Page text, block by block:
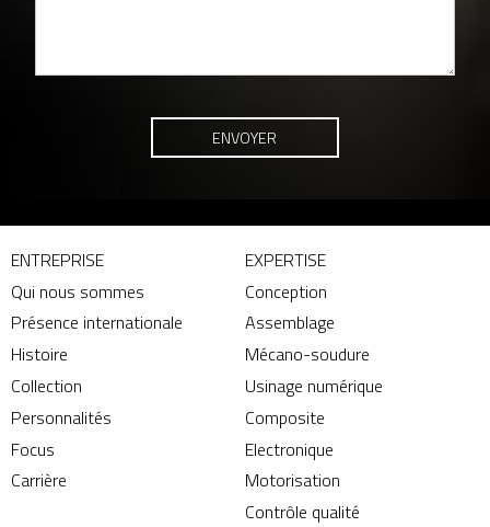
ENTREPRISE
Qui nous sommes
Présence internationale
Histoire
Collection
Personnalités
Focus
Carrière
EXPERTISE
Conception
Assemblage
Mécano-soudure
Usinage numérique
Composite
Electronique
Motorisation
Contrôle qualité